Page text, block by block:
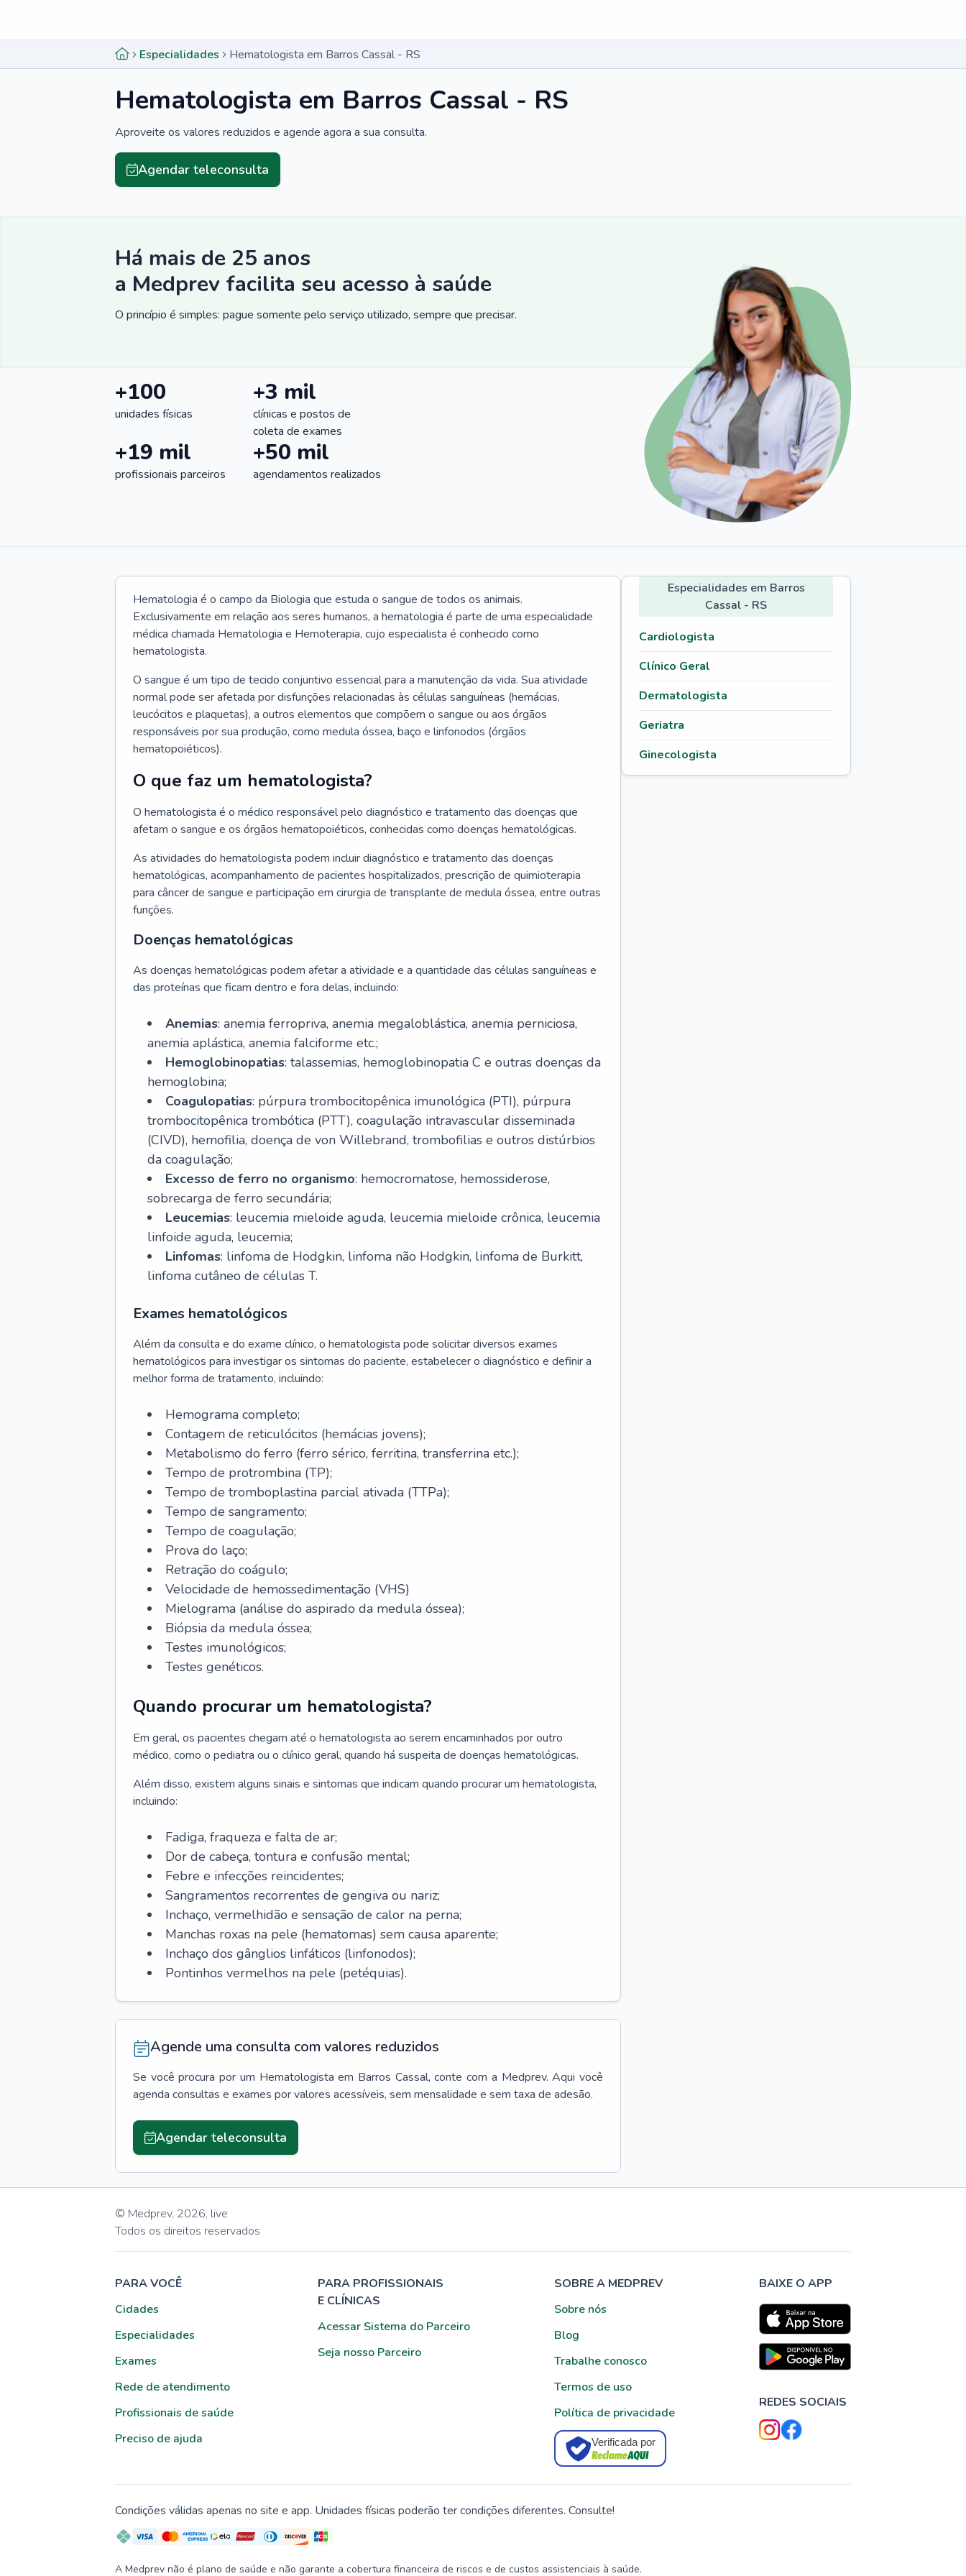
Especialidades Hematologista em Barros Cassal - RS
Hematologista em Barros Cassal - RS
Aproveite os valores reduzidos e agende agora a sua consulta.
Agendar teleconsulta
Há mais de 25 anos
a Medprev facilita seu acesso à saúde
O princípio é simples: pague somente pelo serviço utilizado, sempre que precisar.
+100
unidades físicas
+3 mil
clínicas e postos de
coleta de exames
+19 mil
profissionais parceiros
+50 mil
agendamentos realizados
Hematologia é o campo da Biologia que estuda o sangue de todos os animais.
Exclusivamente em relação aos seres humanos, a hematologia é parte de uma especialidade
médica chamada Hematologia e Hemoterapia, cujo especialista é conhecido como
hematologista.
O sangue é um tipo de tecido conjuntivo essencial para a manutenção da vida. Sua atividade
normal pode ser afetada por disfunções relacionadas às células sanguíneas (hemácias,
leucócitos e plaquetas), a outros elementos que compõem o sangue ou aos órgãos
responsáveis por sua produção, como medula óssea, baço e linfonodos (órgãos
hematopoiéticos).
O que faz um hematologista?
O hematologista é o médico responsável pelo diagnóstico e tratamento das doenças que
afetam o sangue e os órgãos hematopoiéticos, conhecidas como doenças hematológicas.
As atividades do hematologista podem incluir diagnóstico e tratamento das doenças
hematológicas, acompanhamento de pacientes hospitalizados, prescrição de quimioterapia
para câncer de sangue e participação em cirurgia de transplante de medula óssea, entre outras
funções.
Doenças hematológicas
As doenças hematológicas podem afetar a atividade e a quantidade das células sanguíneas e
das proteínas que ficam dentro e fora delas, incluindo:
Anemias: anemia ferropriva, anemia megaloblástica, anemia perniciosa,
anemia aplástica, anemia falciforme etc.;
Hemoglobinopatias: talassemias, hemoglobinopatia C e outras doenças da
hemoglobina;
Coagulopatias: púrpura trombocitopênica imunológica (PTI), púrpura
trombocitopênica trombótica (PTT), coagulação intravascular disseminada
(CIVD), hemofilia, doença de von Willebrand, trombofilias e outros distúrbios
da coagulação;
Excesso de ferro no organismo: hemocromatose, hemossiderose,
sobrecarga de ferro secundária;
Leucemias: leucemia mieloide aguda, leucemia mieloide crônica, leucemia
linfoide aguda, leucemia;
Linfomas: linfoma de Hodgkin, linfoma não Hodgkin, linfoma de Burkitt,
linfoma cutâneo de células T.
Exames hematológicos
Além da consulta e do exame clínico, o hematologista pode solicitar diversos exames
hematológicos para investigar os sintomas do paciente, estabelecer o diagnóstico e definir a
melhor forma de tratamento, incluindo:
Hemograma completo;
Contagem de reticulócitos (hemácias jovens);
Metabolismo do ferro (ferro sérico, ferritina, transferrina etc.);
Tempo de protrombina (TP);
Tempo de tromboplastina parcial ativada (TTPa);
Tempo de sangramento;
Tempo de coagulação;
Prova do laço;
Retração do coágulo;
Velocidade de hemossedimentação (VHS)
Mielograma (análise do aspirado da medula óssea);
Biópsia da medula óssea;
Testes imunológicos;
Testes genéticos.
Quando procurar um hematologista?
Em geral, os pacientes chegam até o hematologista ao serem encaminhados por outro
médico, como o pediatra ou o clínico geral, quando há suspeita de doenças hematológicas.
Além disso, existem alguns sinais e sintomas que indicam quando procurar um hematologista,
incluindo:
Fadiga, fraqueza e falta de ar;
Dor de cabeça, tontura e confusão mental;
Febre e infecções reincidentes;
Sangramentos recorrentes de gengiva ou nariz;
Inchaço, vermelhidão e sensação de calor na perna;
Manchas roxas na pele (hematomas) sem causa aparente;
Inchaço dos gânglios linfáticos (linfonodos);
Pontinhos vermelhos na pele (petéquias).
Agende uma consulta com valores reduzidos
Se você procura por um Hematologista em Barros Cassal, conte com a Medprev. Aqui você
agenda consultas e exames por valores acessíveis, sem mensalidade e sem taxa de adesão.
Agendar teleconsulta
Especialidades em Barros
Cassal - RS
Cardiologista
Clínico Geral
Dermatologista
Geriatra
Ginecologista
© Medprev, 2026, live
Todos os direitos reservados
PARA VOCÊ
Cidades
Especialidades
Exames
Rede de atendimento
Profissionais de saúde
Preciso de ajuda
PARA PROFISSIONAIS
E CLÍNICAS
Acessar Sistema do Parceiro
Seja nosso Parceiro
SOBRE A MEDPREV
Sobre nós
Blog
Trabalhe conosco
Termos de uso
Política de privacidade
Verificada por
BAIXE O APP
REDES SOCIAIS
Condições válidas apenas no site e app. Unidades físicas poderão ter condições diferentes. Consulte!
A Medprev não é plano de saúde e não garante a cobertura financeira de riscos e de custos assistenciais à saúde.